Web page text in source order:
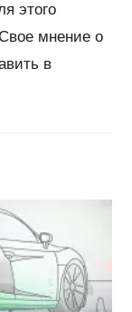
этого
мнение о
в